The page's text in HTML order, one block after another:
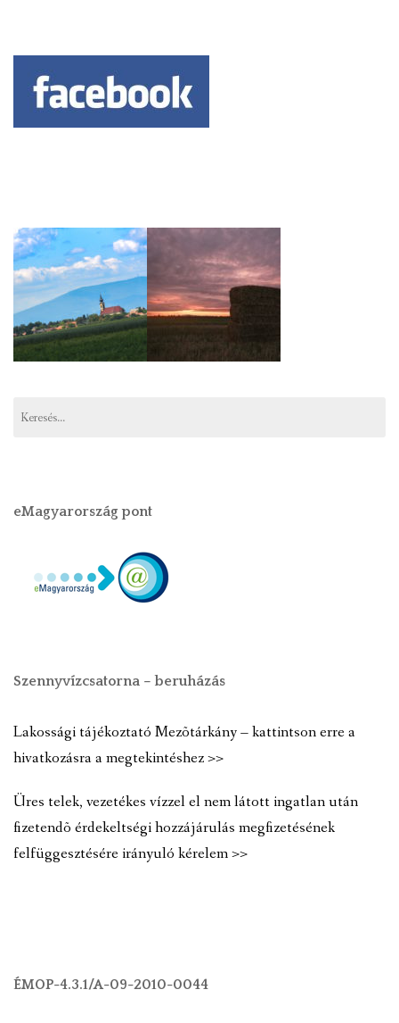
eMagyarország pont
Szennyvízcsatorna – beruházás
Lakossági tájékoztató Mezõtárkány – kattintson erre a
hivatkozásra a megtekintéshez >>
Üres telek, vezetékes vízzel el nem látott ingatlan után
fizetendõ érdekeltségi hozzájárulás megfizetésének
felfüggesztésére irányuló kérelem >>
ÉMOP-4.3.1/A-09-2010-0044